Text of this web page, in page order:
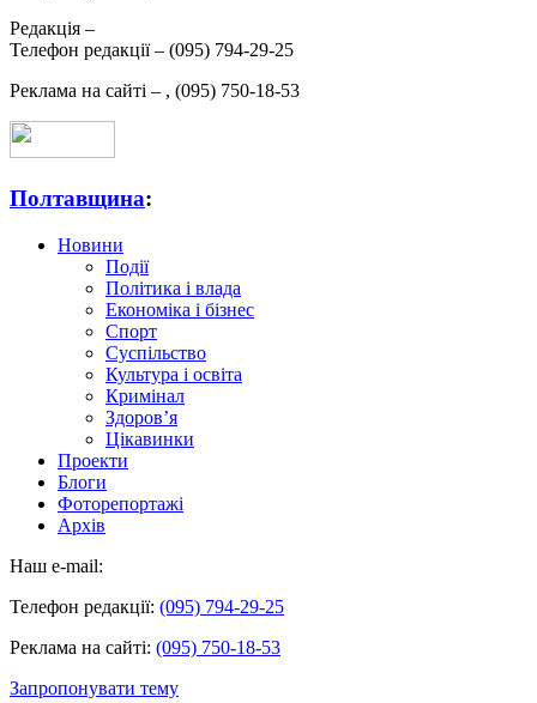
Редакція –
Телефон редакції – (095) 794-29-25
Реклама на сайті – , (095) 750-18-53
Полтавщина:
Новини
Події
Політика і влада
Економіка і бізнес
Спорт
Суспільство
Культура і освіта
Кримінал
Здоров’я
Цікавинки
Проекти
Блоги
Фоторепортажі
Архів
Наш e-mail:
Телефон редакції: (095) 794-29-25
Реклама на сайті: (095) 750-18-53
Запропонувати тему